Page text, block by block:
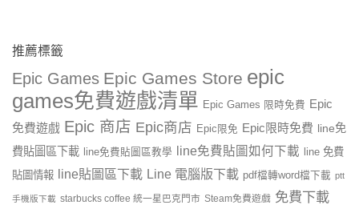
推薦標籤
Epic Games Epic Games Store epic
games免費遊戲清單 Epic Games 限時免費 Epic
免費遊戲 Epic 商店 Epic商店 Epic限免 Epic限時免費 line免
費貼圖區下載
line免費貼圖區教學 line免費貼圖如何下載
line 免費
貼圖情報
line貼圖區下載 Line 電腦版下載 pdf檔轉word檔下載 ptt
手機版下載 starbucks coffee 統一星巴克門市 Steam免費遊戲 免費下載